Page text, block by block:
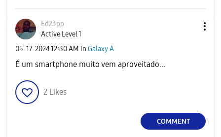
Ed23pp
Active Level 1
‎05-17-202412:30 AM in Galaxy A
É um smartphone muito vem aproveitado...
2 Likes
COMMENT